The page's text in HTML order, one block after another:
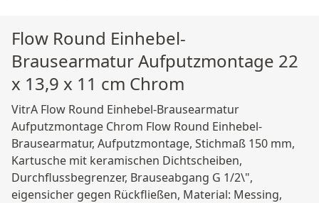
Flow Round Einhebel-
Brausearmatur Aufputzmontage 22
x 13,9 x 11 cm Chrom
VitrA Flow Round Einhebel-Brausearmatur
Aufputzmontage Chrom Flow Round Einhebel-
Brausearmatur, Aufputzmontage, Stichmaß 150 mm,
Kartusche mit keramischen Dichtscheiben,
Durchflussbegrenzer, Brauseabgang G 1/2\",
eigensicher gegen Rückfließen, Material: Messing,